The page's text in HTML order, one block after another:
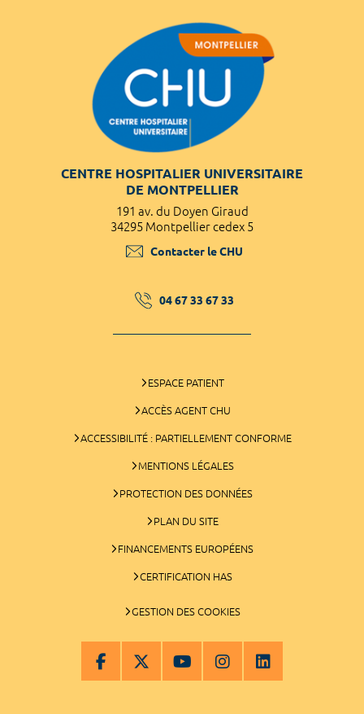
CENTRE HOSPITALIER UNIVERSITAIRE
DE MONTPELLIER
191 av. du Doyen Giraud
34295 Montpellier cedex 5
Contacter le CHU
04 67 33 67 33
ESPACE PATIENT
ACCÈS AGENT CHU
ACCESSIBILITÉ : PARTIELLEMENT CONFORME
MENTIONS LÉGALES
PROTECTION DES DONNÉES
PLAN DU SITE
FINANCEMENTS EUROPÉENS
CERTIFICATION HAS
GESTION DES COOKIES